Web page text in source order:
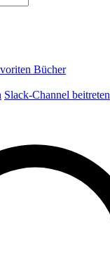
Bücher
Slack-Channel beitreten